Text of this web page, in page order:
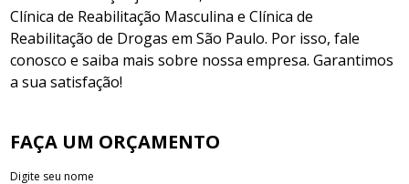
Clínica de Reabilitação Masculina e Clínica de
Reabilitação de Drogas em São Paulo. Por isso, fale
conosco e saiba mais sobre nossa empresa. Garantimos
a sua satisfação!
FAÇA UM ORÇAMENTO
Digite seu nome